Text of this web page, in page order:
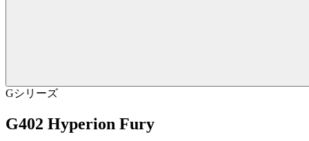
Gシリーズ
G402 Hyperion Fury